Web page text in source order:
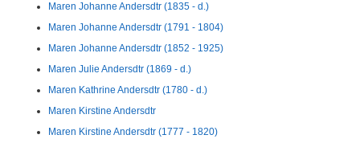
Maren Johanne Andersdtr (1835 - d.)
Maren Johanne Andersdtr (1791 - 1804)
Maren Johanne Andersdtr (1852 - 1925)
Maren Julie Andersdtr (1869 - d.)
Maren Kathrine Andersdtr (1780 - d.)
Maren Kirstine Andersdtr
Maren Kirstine Andersdtr (1777 - 1820)